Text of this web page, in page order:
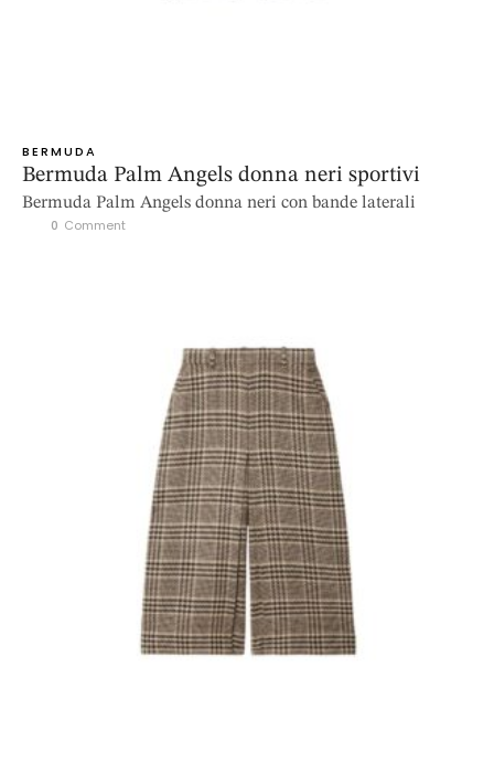
BERMUDA
Bermuda Palm Angels donna neri sportivi
Bermuda Palm Angels donna neri con bande laterali
0 Comment